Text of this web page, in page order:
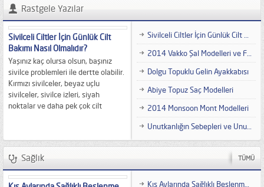
Rastgele Yazılar
Sivilceli Ciltler İçin Günlük Cilt
Bakımı Nasıl Olmalıdır?
Yaşınız kaç olursa olsun, başınız
sivilce problemleri ile dertte olabilir.
Kırmızı sivilceler, beyaz uçlu
sivilceler, sivilce izleri, siyah
noktalar ve daha pek çok cilt
rutininizde dikkat etmeniz gereken
Dolgu Topuklu Gelin Ayakkabısı
Abiye Topuz Saç Modelleri
2014 Monsoon Mont Modelleri
Sağlık TÜMÜ